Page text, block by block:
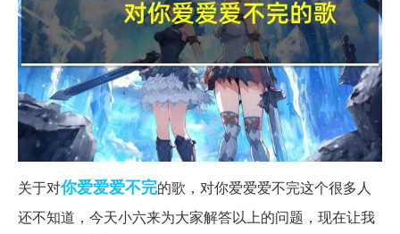
关于对你爱爱爱不完的歌，对你爱爱爱不完这个很多人
还不知道，今天小六来为大家解答以上的问题，现在让我